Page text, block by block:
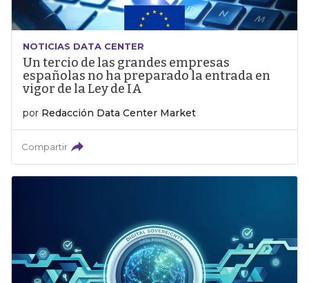
NOTICIAS DATA CENTER
Un tercio de las grandes empresas
españolas no ha preparado la entrada en
vigor de la Ley de IA
por Redacción Data Center Market
Compartir